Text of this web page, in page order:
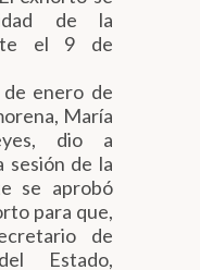
de la
el 9 de
de enero de
María
dio a
sesión de la
se aprobó
para que,
de
Estado,